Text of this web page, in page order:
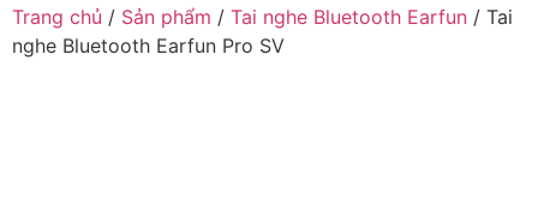
Trang chủ / Sản phẩm / Tai nghe Bluetooth Earfun / Tai
nghe Bluetooth Earfun Pro SV